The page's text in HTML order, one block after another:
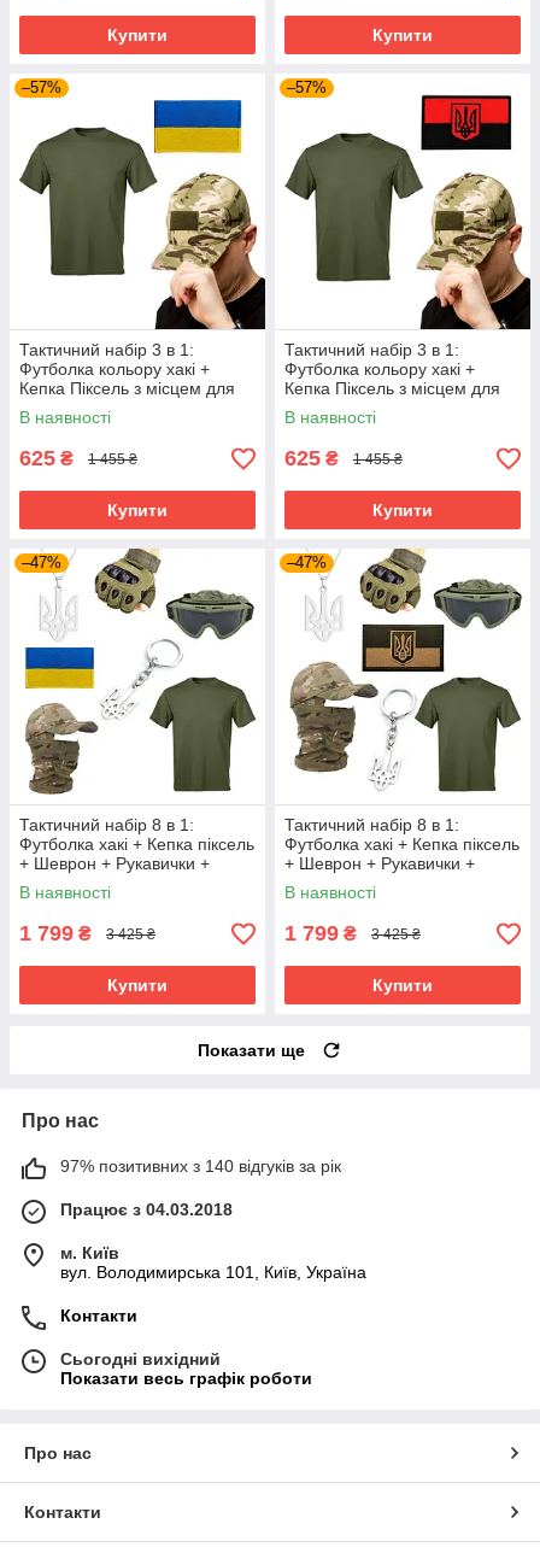
Купити Купити
–57%
Тактичний набір 3 в 1:
Футболка кольору хакі +
Кепка Піксель з місцем для
шеврона + Шеврон | Tactic
ЗСУ
В наявності
625 ₴ 1 455 ₴
Купити
–57%
Тактичний набір 3 в 1:
Футболка кольору хакі +
Кепка Піксель з місцем для
шеврона + Шеврон УПА з
тризубом | Tactic ЗСУ
В наявності
625 ₴ 1 455 ₴
Купити
–47%
Тактичний набір 8 в 1:
Футболка хакі + Кепка піксель
+ Шеврон + Рукавички +
Балаклава + Окуляри +
Кулон + Брелок | Tactic ЗСУ
В наявності
1 799 ₴ 3 425 ₴
Купити
–47%
Тактичний набір 8 в 1:
Футболка хакі + Кепка піксель
+ Шеврон + Рукавички +
Балаклава + Окуляри +
Кулон + Брелок | Tactic ЗСУ
В наявності
1 799 ₴ 3 425 ₴
Купити
Показати ще
Про нас
97% позитивних з 140 відгуків за рік
Працює з 04.03.2018
м. Київ
вул. Володимирська 101, Київ, Україна
Контакти
Сьогодні вихідний
Показати весь графік роботи
Про нас
Контакти